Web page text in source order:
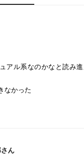
アル系なのかなと読み
なかった
ん